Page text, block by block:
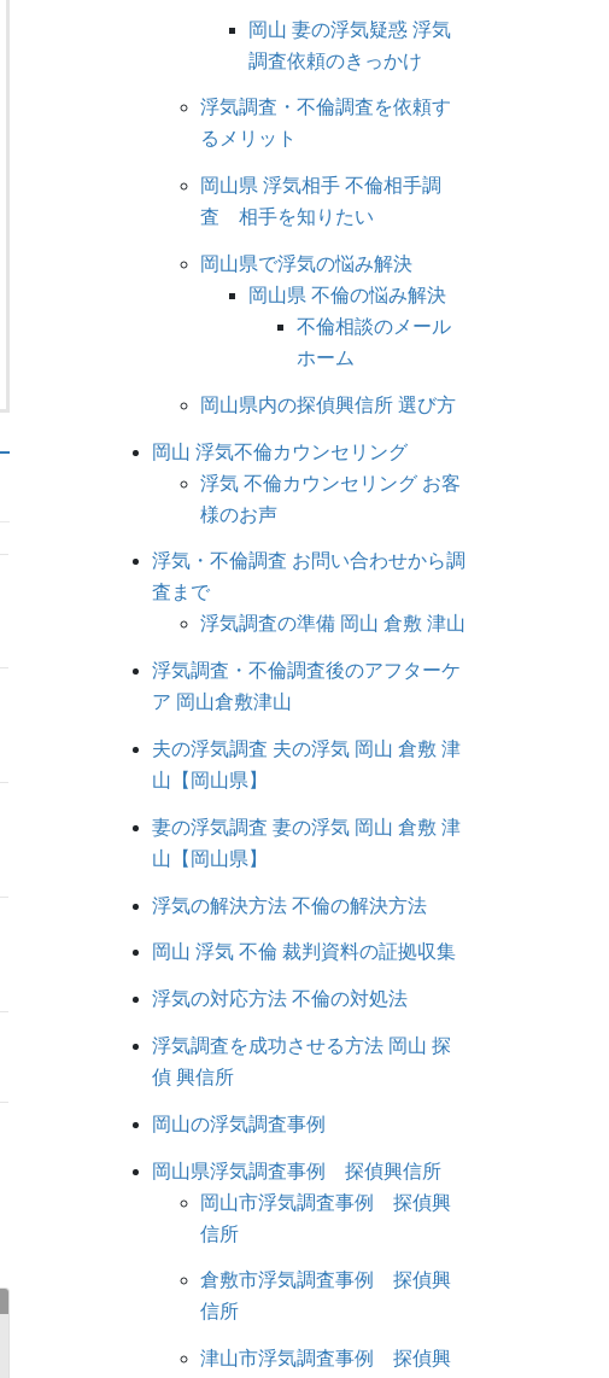
岡山 妻の浮気疑惑 浮気
調査依頼のきっかけ
浮気調査・不倫調査を依頼す
るメリット
岡山県 浮気相手 不倫相手調
査 相手を知りたい
岡山県で浮気の悩み解決
岡山県 不倫の悩み解決
不倫相談のメール
ホーム
岡山県内の探偵興信所 選び方
岡山 浮気不倫カウンセリング
浮気 不倫カウンセリング お客
様のお声
浮気・不倫調査 お問い合わせから調
査まで
浮気調査の準備 岡山 倉敷 津山
浮気調査・不倫調査後のアフターケ
ア 岡山倉敷津山
夫の浮気調査 夫の浮気 岡山 倉敷 津
山【岡山県】
妻の浮気調査 妻の浮気 岡山 倉敷 津
山【岡山県】
浮気の解決方法 不倫の解決方法
岡山 浮気 不倫 裁判資料の証拠収集
浮気の対応方法 不倫の対処法
浮気調査を成功させる方法 岡山 探
偵 興信所
岡山の浮気調査事例
岡山県浮気調査事例 探偵興信所
岡山市浮気調査事例 探偵興
信所
倉敷市浮気調査事例 探偵興
信所
津山市浮気調査事例 探偵興